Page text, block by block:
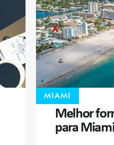
MIAMI
Melhor
para